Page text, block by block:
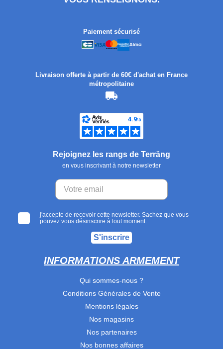
Paiement sécurisé
Livraison offerte à partir de 60€ d'achat en France
métropolitaine
Rejoignez les rangs de Terräng
en vous inscrivant à notre newsletter
j'accepte de recevoir cette newsletter. Sachez que vous
pouvez vous désinscrire à tout moment.
S'inscrire
INFORMATIONS ARMEMENT
Qui sommes-nous ?
Conditions Générales de Vente
Mentions légales
Nos magasins
Nos partenaires
Nos bonnes affaires